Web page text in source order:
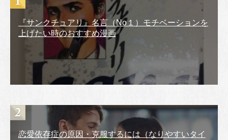
『サンクチュアリ』名言（No１）モチベーションを
上げたい時のおすすめ漫画
恋愛依存症の原因・克服するには（なりやすいタイ